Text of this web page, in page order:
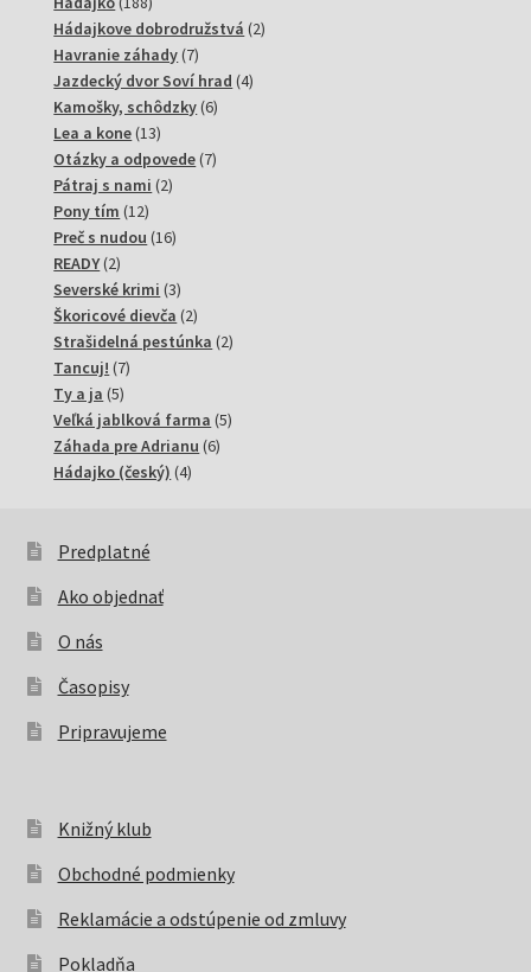
produktov
Hádajkove dobrodružstvá 22
Havranie záhady 77
produktov
Jazdecký dvor Soví hrad 44
Kamošky, schôdzky 66
Lea a kone 1313
produktov
Otázky a odpovede 77
Pátraj s nami 22
Pony tím 1212
produktov
Preč s nudou 1616
READY 22
produkty
Severské krimi 33
produkty
Škoricové dievča 22
produkty
Strašidelná pestúnka 22
Tancuj! 77
Ty a ja 55
produktov
Veľká jablková farma 55
Záhada pre Adrianu 66
Hádajko (český) 44
Predplatné
Ako objednať
O nás
Časopisy
Pripravujeme
Knižný klub
Obchodné podmienky
Reklamácie a odstúpenie od zmluvy
Pokladňa